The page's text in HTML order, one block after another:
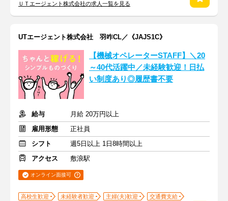
ＵＴエージェント株式会社の求人一覧を見る
UTエージェント株式会社 羽咋CL／《JAJS1C》
【機械オペレーターSTAFF】＼20
～40代活躍中／未経験歓迎！日払
い制度あり◎履歴書不要
給与
月給 20万円以上
雇用形態
正社員
シフト
週5日以上 1日8時間以上
アクセス
敷浪駅
オンライン面接可
高校生歓迎 未経験者歓迎 主婦(夫)歓迎
交通費支給